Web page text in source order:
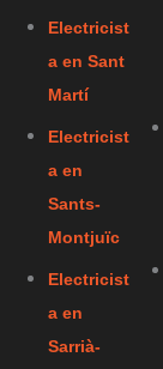
Electricist
a en Sant
Martí
Electricist
a en
Sants-
Montjuïc
Electricist
a en
Sarrià-